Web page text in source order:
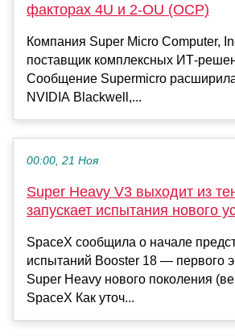
факторах 4U и 2-OU (OCP)
Компания Super Micro Computer,
поставщик комплексных ИТ-
Сообщение Supermicro
NVIDIA Blackwell,...
00:00, 21 Ноя
Super Heavy V3 выходит из
запускает испытания нового
SpaceX сообщила о начале
испытаний Booster 18 — первого
Super Heavy нового поколения
SpaceX Как уточ...